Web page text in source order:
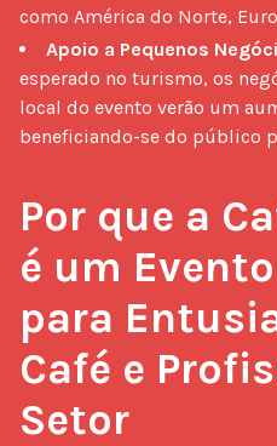
como América do Norte,
Apoio a Pequenos
esperado no turismo, os
local do evento verão um
beneficiando-se do público
Por que a
é um
para
Café e
Setor